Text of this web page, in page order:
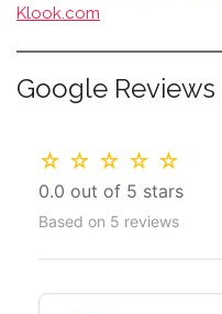
Klook.com
Google Reviews
☆ ☆ ☆ ☆ ☆
0.0 out of 5 stars
Based on 5 reviews